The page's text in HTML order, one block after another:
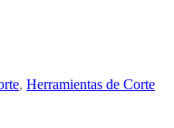
, Herramientas de Corte